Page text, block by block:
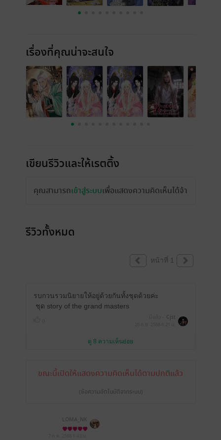
เรื่องที่คุณน่าจะสนใจ
เขียนรีวิวและให้เรตติ้ง
คุณสามารถเข้าสู่ระบบเพื่อแสดงความคิดเห็นได้จ้า
รีวิวทั้งหมด
หน้าที่ 1
รบกวนรวมนิยายให้อยู่ด้วยกันทั้งชุดด้วยค่ะ
ชุด story of the grand masters
Cjst
ดู 8 ความเห็นย่อย
ขณะนี้เปิดให้แสดงความคิดเห็นได้ตามปกติแล้ว
(ข้อความอัตโนมัติจากระบบ)
LOMA_NK